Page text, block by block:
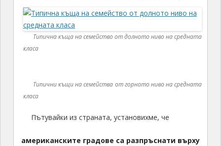
Типична къща на семейство от долното ниво на средната
класа
Типични къщи на семейства от горното ниво на средната
класа
Пътувайки из страната, установихме, че
американските градове са разпръснати върху